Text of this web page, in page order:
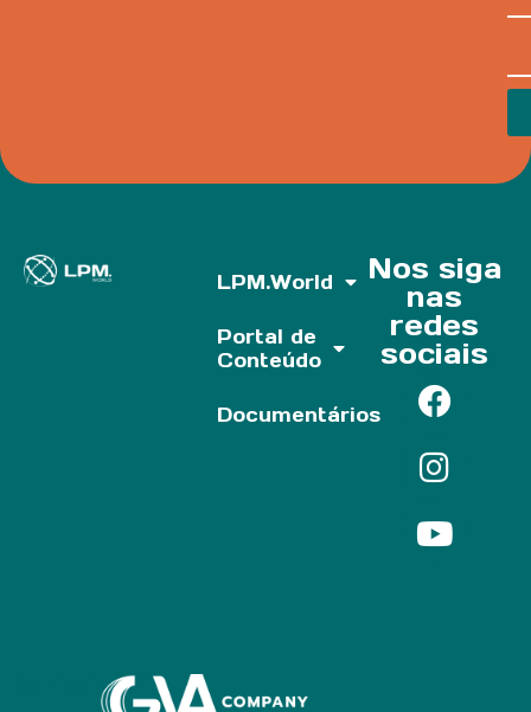
LPM.World
Portal de
Conteúdo
Documentários
Nos siga
nas
redes
sociais